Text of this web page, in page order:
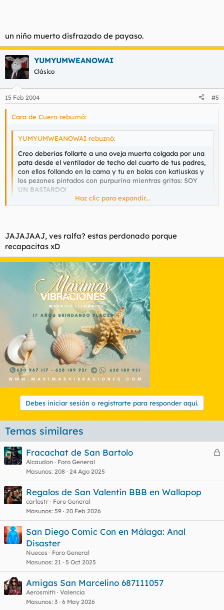
un niño muerto disfrazado de payaso.
YUMYUMWEANOWAI
Clásico
15 Feb 2004 #5
Cara de Cuero rebuznó:
YUMYUMWEANOWAI rebuznó:
Creo deberias follarte a una oveja muerta colgada por una
pata desde el ventilador de techo del cuarto de tus padres,
con ellos follando en la cama y tu en bolas con katiuskas y
los pezones pintados con purpurina mientras gritas: SOY
UN BASTARDO!
PD: para que no te sientas mal me reire de tu
jajaja me ha recordado aun chiste
Q hace mas gracia q un niño muerto?
un niño muerto disfrazado de payaso.
Haz clic para expandir...
JAJAJAAJ, ves ralfa? estas perdonado porque
recapacitas xD
Debes iniciar sesión o registrarte para responder aquí.
Temas similares
C
r
Fracachat de San Bartolo
Alcaudon
Foro General
Masunos 208 24 Ago 2025
Regalos de San Valentín BBB en Wallapop
carlostr
Foro General
Masunos 59 20 Feb 2026
San Diego Comic Con en Málaga: Anal
Disaster
Nueces
Foro General
Masunos 21 5 Oct 2025
Amigas San Marcelino 687111057
Aerosmith Valencia
Masunos 3 6 May 2026